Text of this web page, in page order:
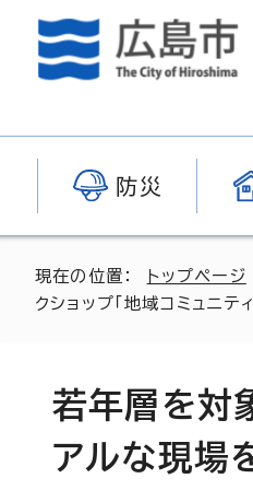
防災
現在の位置： トップページ
クショップ「地域コミュニ
若年層を対
アルな現場